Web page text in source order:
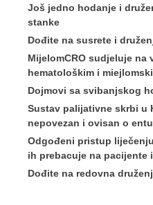
Još jedno hodanje i
stanke
Dođite na susrete i
MijelomCRO sudjeluje na
hematološkim i
Dojmovi sa svibanjskog
Sustav palijativne skrbi u
nepovezan i ovisan o
Odgođeni pristup
ih prebacuje na
Dođite na redovna